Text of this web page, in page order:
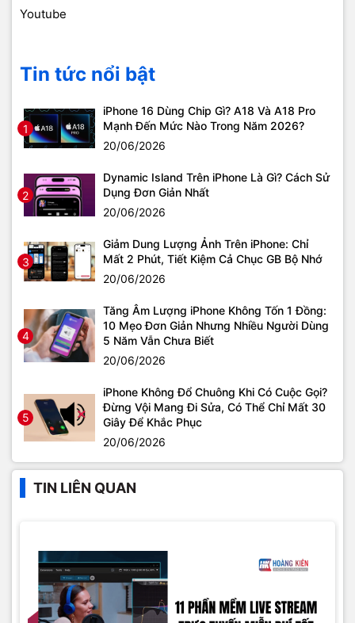
Youtube
Tin tức nổi bật
1
iPhone 16 Dùng Chip Gì? A18 Và A18 Pro
Mạnh Đến Mức Nào Trong Năm 2026?
20/06/2026
2
Dynamic Island Trên iPhone Là Gì? Cách Sử
Dụng Đơn Giản Nhất
20/06/2026
3
Giảm Dung Lượng Ảnh Trên iPhone: Chỉ
Mất 2 Phút, Tiết Kiệm Cả Chục GB Bộ Nhớ
20/06/2026
4
Tăng Âm Lượng iPhone Không Tốn 1 Đồng:
10 Mẹo Đơn Giản Nhưng Nhiều Người Dùng
5 Năm Vẫn Chưa Biết
20/06/2026
5
iPhone Không Đổ Chuông Khi Có Cuộc Gọi?
Đừng Vội Mang Đi Sửa, Có Thể Chỉ Mất 30
Giây Để Khắc Phục
20/06/2026
TIN LIÊN QUAN